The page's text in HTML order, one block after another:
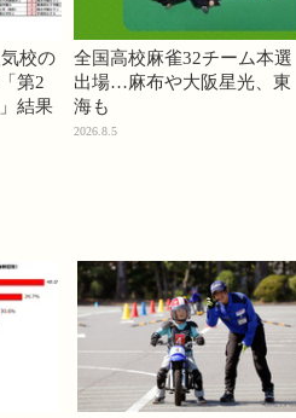
気校の
第2
結果
全国高校麻雀32チーム本選
出場…麻布や大阪星光、東
海も
2026.8.5